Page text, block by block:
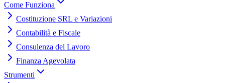
Come Funziona
Costituzione SRL e Variazioni
Contabilità e Fiscale
Consulenza del Lavoro
Finanza Agevolata
Strumenti